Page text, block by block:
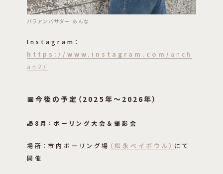
バラアンバサダー あんな
Instagram：
https://www.instagram.com/ anch
an2 /
📅今後の予定（2025年〜2026年）
🎳8月：ボーリング大会＆撮影会
場所：市内ボーリング場 （松永ベイボウル） にて
開催